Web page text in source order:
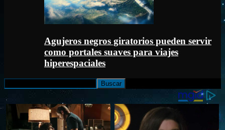
Agujeros negros giratorios pueden servir
como portales suaves para viajes
hiperespaciales